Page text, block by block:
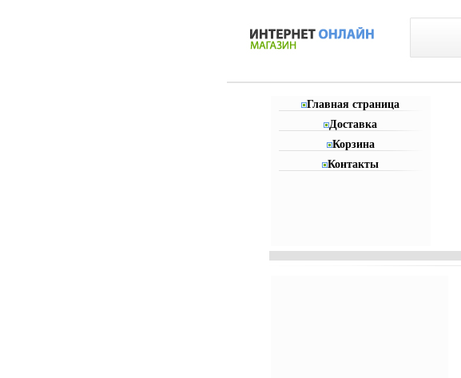
Главная страница
Доставка
Корзина
Контакты